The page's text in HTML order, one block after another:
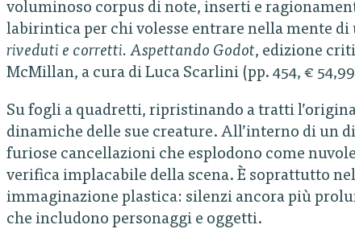
voluminoso corpus di note, inserti e
labirintica per chi volesse entrare nella mente di
riveduti e corretti. Aspettando Godot, edizione
McMillan, a cura di Luca Scarlini (pp. 454, €
Su fogli a quadretti, ripristinando a tratti
dinamiche delle sue creature. All’interno di un
furiose cancellazioni che esplodono come
verifica implacabile della scena. È soprattutto
immaginazione plastica: silenzi ancora più
che includono personaggi e oggetti.